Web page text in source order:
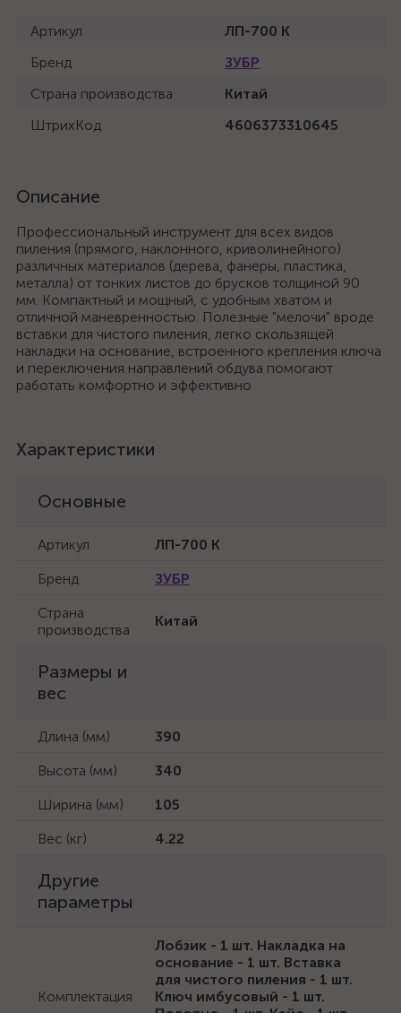
Артикул
ЛП-700 К
Бренд
ЗУБР
Страна производства
Китай
ШтрихКод
4606373310645
Описание
Профессиональный инструмент для всех видов
пиления (прямого, наклонного, криволинейного)
различных материалов (дерева, фанеры, пластика,
металла) от тонких листов до брусков толщиной 90
мм. Компактный и мощный, с удобным хватом и
отличной маневренностью. Полезные "мелочи" вроде
вставки для чистого пиления, легко скользящей
накладки на основание, встроенного крепления ключа
и переключения направлений обдува помогают
работать комфортно и эффективно
Характеристики
Основные
Артикул
ЛП-700 К
Бренд
ЗУБР
Страна
производства
Китай
Размеры и
вес
Длина (мм)
390
Высота (мм)
340
Ширина (мм)
105
Вес (кг)
4.22
Другие
параметры
Комплектация
Лобзик - 1 шт. Накладка на
основание - 1 шт. Вставка
для чистого пиления - 1 шт.
Ключ имбусовый - 1 шт.